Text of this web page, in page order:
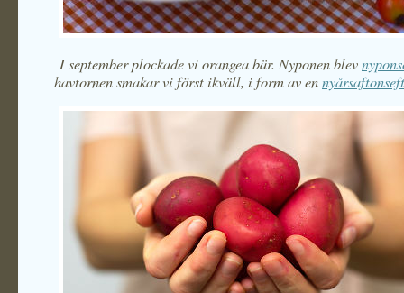
I september plockade vi orangea bär. Nyponen blev
havtornen smakar vi först ikväll, i form av en